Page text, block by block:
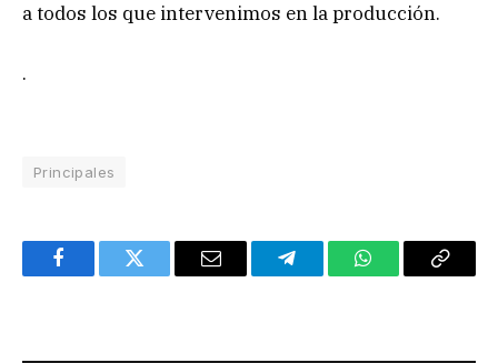
a todos los que intervenimos en la producción.
.
Principales
FacebookTwitter Email TelegramWhatsAppCopy